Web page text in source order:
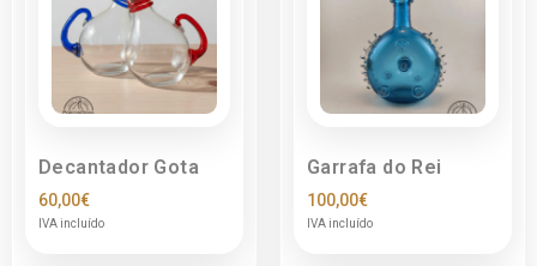
Decantador Gota
60,00€
IVA incluído
Garrafa do Rei
100,00€
IVA incluído